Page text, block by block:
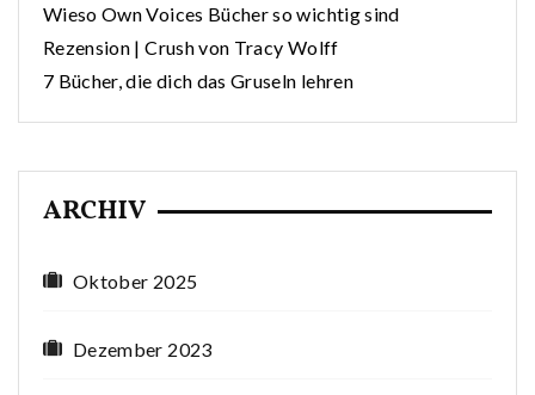
Wieso Own Voices Bücher so wichtig sind
Rezension | Crush von Tracy Wolff
7 Bücher, die dich das Gruseln lehren
ARCHIV
Oktober 2025
Dezember 2023